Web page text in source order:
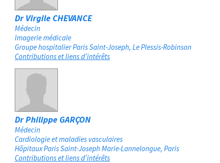
Dr Virgile CHEVANCE
Médecin
Imagerie médicale
Groupe hospitalier Paris Saint-Joseph Le Plessis-Robinson
Contributions et liens d’intérêts
Dr Philippe GARÇON
Médecin
Cardiologie et maladies vasculaires
Hôpitaux Paris Saint-Joseph Marie-Lannelongue Paris
Contributions et liens d’intérêts